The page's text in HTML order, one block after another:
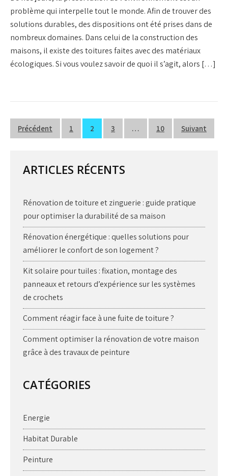
problème qui interpelle tout le monde. Afin de trouver des
solutions durables, des dispositions ont été prises dans de
nombreux domaines. Dans celui de la construction des
maisons, il existe des toitures faites avec des matériaux
écologiques. Si vous voulez savoir de quoi il s’agit, alors […]
Pagination
des
publications
Précédent 1 2 3 … 10 Suivant
ARTICLES RÉCENTS
Rénovation de toiture et zinguerie : guide pratique
pour optimiser la durabilité de sa maison
Rénovation énergétique : quelles solutions pour
améliorer le confort de son logement ?
Kit solaire pour tuiles : fixation, montage des
panneaux et retours d’expérience sur les systèmes
de crochets
Comment réagir face à une fuite de toiture ?
Comment optimiser la rénovation de votre maison
grâce à des travaux de peinture
CATÉGORIES
Energie
Habitat Durable
Peinture